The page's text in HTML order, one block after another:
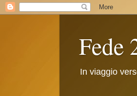
Fede
In viaggio